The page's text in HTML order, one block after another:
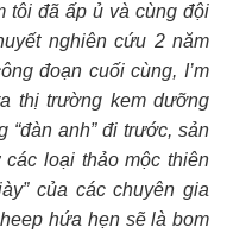
tôi đã ấp ủ và cùng đội
nghiên cứu 2 năm
đoạn cuối cùng, I’m
thị trường kem dưỡng
“đàn anh” đi trước, sản
loại thảo mộc thiên
của các chuyên gia
hứa hẹn sẽ là bom